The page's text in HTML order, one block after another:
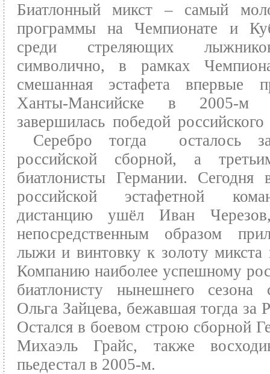
Биатлонный микст – самый
программы на Чемпионате и
среди стреляющих
символично, в рамках
смешанная эстафета впервые
Ханты-Мансийске в 2005-
завершилась победой российского
Серебро тогда осталось
российской сборной, а
биатлонисты Германии. Сегодня
российской эстафетной
дистанцию ушёл Иван
непосредственным образом
лыжи и винтовку к золоту
Компанию наиболее успешному
биатлонисту нынешнего сезона
Ольга Зайцева, бежавшая тогда за
Остался в боевом строю сборной
Михаэль Грайс, также
пьедестал в 2005-м.